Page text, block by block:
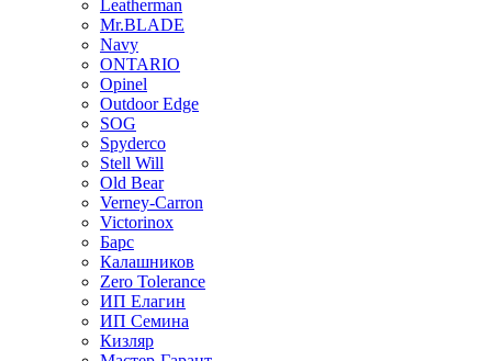
Leatherman
Mr.BLADE
Navy
ONTARIO
Opinel
Outdoor Edge
SOG
Spyderco
Stell Will
Old Bear
Verney-Carron
Victorinox
Барс
Калашников
Zero Tolerance
ИП Елагин
ИП Семина
Кизляр